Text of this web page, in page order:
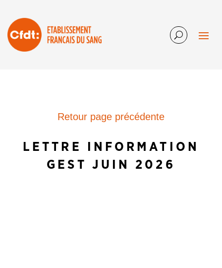
Retour page précédente
LETTRE INFORMATION
GEST JUIN 2026